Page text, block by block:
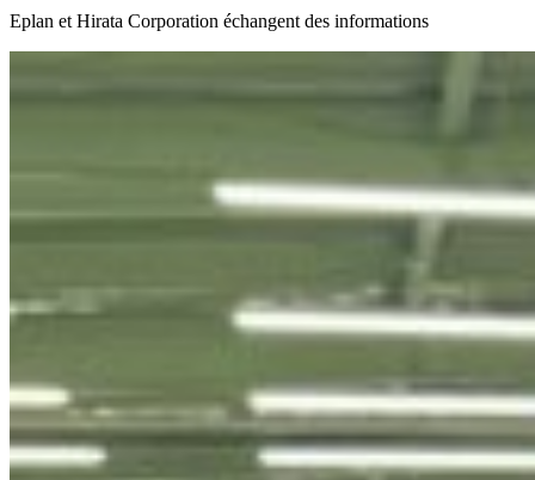
Eplan et Hirata Corporation échangent des informations